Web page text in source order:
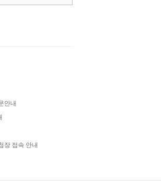
안내
장 접속 안내